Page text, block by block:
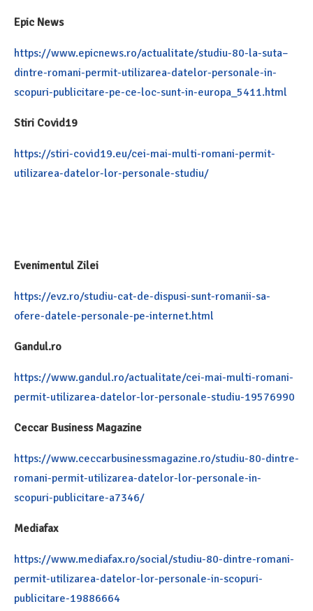
Epic News
https://www.epicnews.ro/actualitate/studiu-80-la-suta–
dintre-romani-permit-utilizarea-datelor-personale-in-
scopuri-publicitare-pe-ce-loc-sunt-in-europa_5411.html
Stiri Covid19
https://stiri-covid19.eu/cei-mai-multi-romani-permit-
utilizarea-datelor-lor-personale-studiu/
Evenimentul Zilei
https://evz.ro/studiu-cat-de-dispusi-sunt-romanii-sa-
ofere-datele-personale-pe-internet.html
Gandul.ro
https://www.gandul.ro/actualitate/cei-mai-multi-romani-
permit-utilizarea-datelor-lor-personale-studiu-19576990
Ceccar Business Magazine
https://www.ceccarbusinessmagazine.ro/studiu-80-dintre-
romani-permit-utilizarea-datelor-lor-personale-in-
scopuri-publicitare-a7346/
Mediafax
https://www.mediafax.ro/social/studiu-80-dintre-romani-
permit-utilizarea-datelor-lor-personale-in-scopuri-
publicitare-19886664